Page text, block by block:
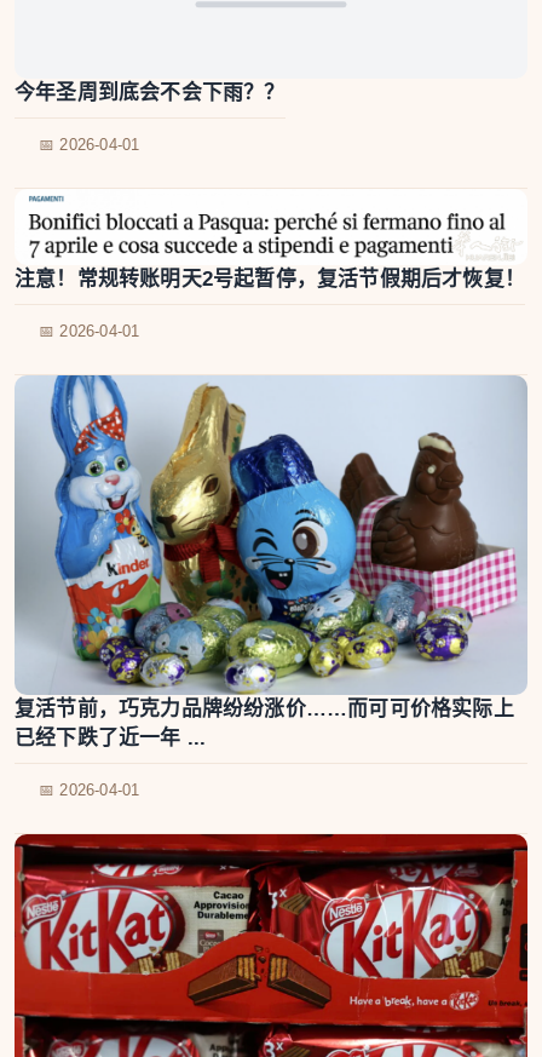
今年圣周到底会不会下雨？？
📅 2026-04-01
注意！常规转账明天2号起暂停，复活节假期后才恢复！
📅 2026-04-01
复活节前，巧克力品牌纷纷涨价……而可可价格实际上
已经下跌了近一年 ...
📅 2026-04-01